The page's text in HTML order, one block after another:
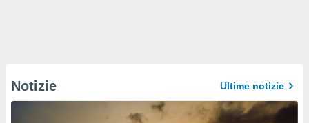
Notizie Ultime notizie